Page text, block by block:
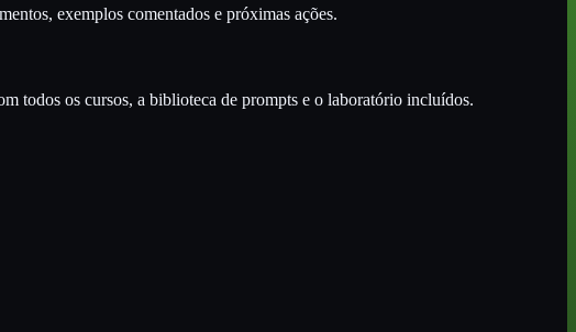
exemplos comentados e próximas ações.
todos os cursos, a biblioteca de prompts e o laboratório incluídos.